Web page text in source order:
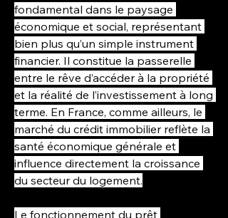
fondamental dans le paysage
économique et social, représentant
bien plus qu’un simple instrument
financier. Il constitue la passerelle
entre le rêve d’accéder à la propriété
et la réalité de l’investissement à long
terme. En France, comme ailleurs, le
marché du crédit immobilier reflète la
santé économique générale et
influence directement la croissance
du secteur du logement.
Le fonctionnement du prêt